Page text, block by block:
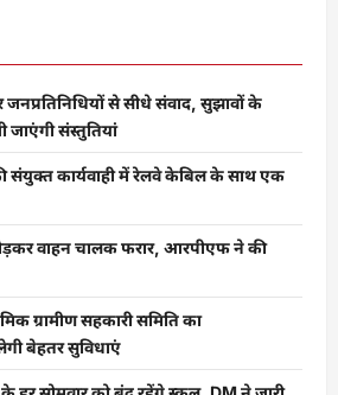
से सीधे संवाद, सुझावों के
संस्तुतियां
कार्यवाही में रेलवे केबिल के साथ एक
वाहन चालक फरार, आरपीएफ ने की
ग्रामीण सहकारी समिति का
बेहतर सुविधाएं